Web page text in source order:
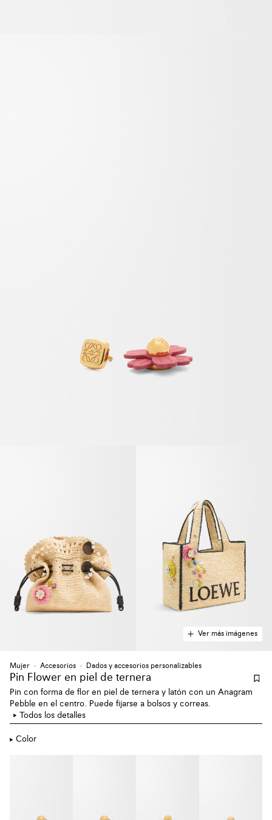
Ver más imágenes
Mujer Accesorios Dados y accesorios personalizables
Pin Flower en piel de ternera
Pin con forma de flor en piel de ternera y latón con un Anagram
Pebble en el centro. Puede fijarse a bolsos y correas.
Todos los detalles
Color